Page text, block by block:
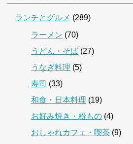
ランチとグルメ (289)
ラーメン (70)
うどん・そば (27)
うなぎ料理 (5)
寿司 (33)
和食・日本料理 (19)
お好み焼き・粉もの (4)
おしゃれカフェ・喫茶 (9)